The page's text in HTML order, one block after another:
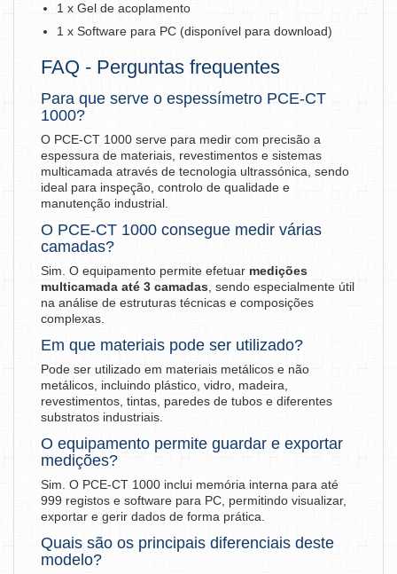
1 x Gel de acoplamento
1 x Software para PC (disponível para download)
FAQ - Perguntas frequentes
Para que serve o espessímetro PCE-CT
1000?
O PCE-CT 1000 serve para medir com precisão a
espessura de materiais, revestimentos e sistemas
multicamada através de tecnologia ultrassónica, sendo
ideal para inspeção, controlo de qualidade e
manutenção industrial.
O PCE-CT 1000 consegue medir várias
camadas?
Sim. O equipamento permite efetuar medições
multicamada até 3 camadas , sendo especialmente útil
na análise de estruturas técnicas e composições
complexas.
Em que materiais pode ser utilizado?
Pode ser utilizado em materiais metálicos e não
metálicos, incluindo plástico, vidro, madeira,
revestimentos, tintas, paredes de tubos e diferentes
substratos industriais.
O equipamento permite guardar e exportar
medições?
Sim. O PCE-CT 1000 inclui memória interna para até
999 registos e software para PC, permitindo visualizar,
exportar e gerir dados de forma prática.
Quais são os principais diferenciais deste
modelo?